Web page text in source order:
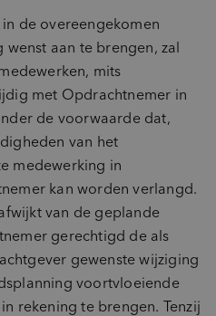
de overeengekomen
aan te brengen, zal
mits
met Opdrachtnemer in
de voorwaarde dat,
van het
medewerking in
kan worden verlangd.
van de geplande
gerechtigd de als
gewenste wijziging
voortvloeiende
rekening te brengen. Tenzij